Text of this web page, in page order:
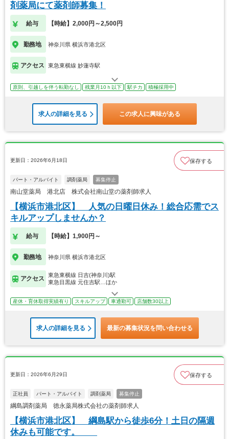
剤薬局にて薬剤師募集！
給与 【時給】2,000円～2,500円
勤務地 神奈川県 横浜市港北区
アクセス 東急東横線 妙蓮寺駅
原則、引越しを伴う転勤なし 残業月10ｈ以下 駅チカ 積極採用中
求人の詳細を見る この求人に興味がある
更新日：2026年6月18日 保存する
パート・アルバイト 調剤薬局 募集停止
南山堂薬局 港北店 株式会社南山堂の薬剤師求人
【横浜市港北区】 人気の日曜日休み！総合応需でス
キルアップしませんか？
給与 【時給】1,900円～
勤務地 神奈川県 横浜市港北区
アクセス
東急東横線 日吉(神奈川)駅
東急目黒線 元住吉駅…ほか
産休・育休取得実績有り スキルアップ 車通勤可 店舗数30以上
求人の詳細を見る 最新の募集状況を問い合わせる
更新日：2026年6月29日 保存する
正社員 パート・アルバイト 調剤薬局 募集停止
綱島調剤薬局 徳永薬局株式会社の薬剤師求人
【横浜市港北区】 綱島駅から徒歩6分！土日の隔週
休みも可能です。